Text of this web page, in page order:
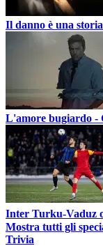
Il danno è una
L'amore bugiardo -
Inter Turku-Vaduz
Mostra tutti gli
Trivia